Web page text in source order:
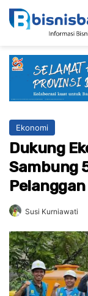
Ekonomi
Dukung
Sambung
Susi Kurniawati